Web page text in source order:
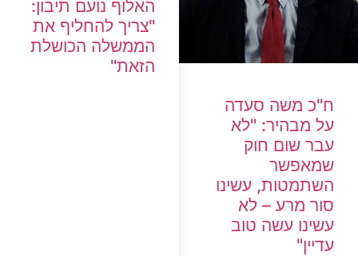
ח"כ משה סעדה
על מבהיר: "לא
עבר שום חוק
שמאפשר
השתמטות, עשינו
סור מרע – לא
עשינו עשה טוב
עדיין"
האלוף נועם תיבון:
"צריך להחליף את
הממשלה הכושלת
הזאת"